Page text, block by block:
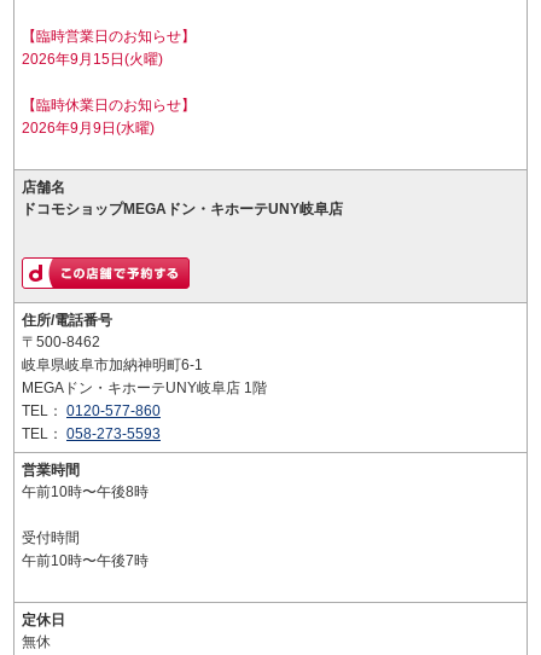
【臨時営業日のお知らせ】
2026年9月15日(火曜)
【臨時休業日のお知らせ】
2026年9月9日(水曜)
店舗名
ドコモショップMEGAドン・キホーテUNY岐阜店
住所/電話番号
〒500-8462
岐阜県岐阜市加納神明町6-1
MEGAドン・キホーテUNY岐阜店 1階
TEL： 0120-577-860
TEL： 058-273-5593
営業時間
午前10時〜午後8時
受付時間
午前10時〜午後7時
定休日
無休